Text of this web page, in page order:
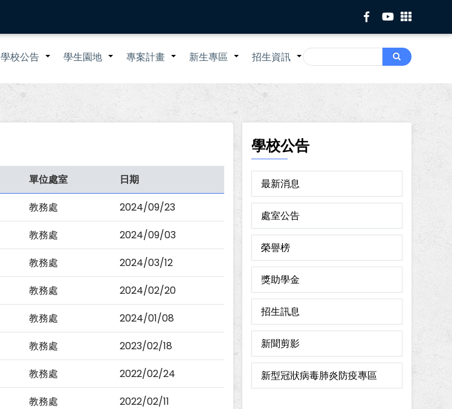
Search
Search
+
學校公告 +
學生園地 +
專案計畫 +
新生專區 +
招生資訊
單位處室
日期
教務處
2024/09/23
教務處
2024/09/03
教務處
2024/03/12
教務處
2024/02/20
教務處
2024/01/08
教務處
2023/02/18
教務處
2022/02/24
教務處
2022/02/11
學校公告
最新消息
處室公告
榮譽榜
獎助學金
招生訊息
新聞剪影
新型冠狀病毒肺炎防疫專區